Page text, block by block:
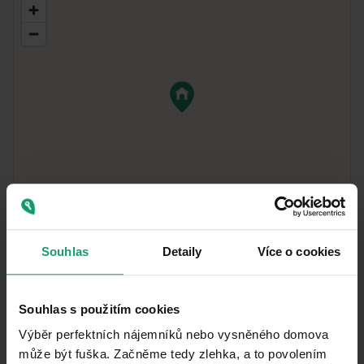
Souhlas Detaily Více o cookies
Souhlas s použitím cookies
Výběr perfektních nájemníků nebo vysněného domova
může být fuška. Začněme tedy zlehka, a to povolením